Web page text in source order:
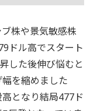
株や景気敏感株
ドル高でスタート
した後伸び悩むと
を縮めました
となり結局477ド